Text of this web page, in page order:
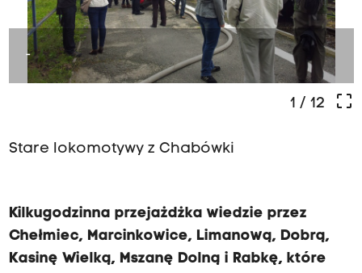
-
crop_free
1 / 12
Stare lokomotywy z Chabówki
Kilkugodzinna przejażdżka wiedzie przez
Chełmiec, Marcinkowice, Limanową, Dobrą,
Kasinę Wielką, Mszanę Dolną i Rabkę, które